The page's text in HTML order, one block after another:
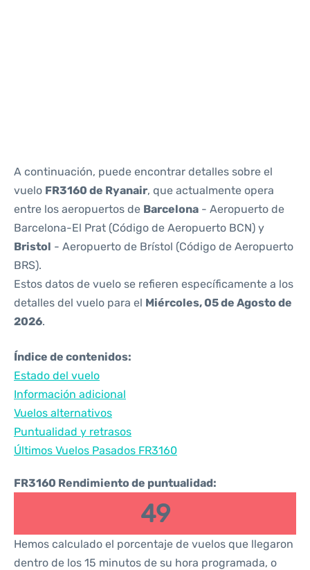
A continuación, puede encontrar detalles sobre el
vuelo FR3160 de Ryanair, que actualmente opera
entre los aeropuertos de Barcelona - Aeropuerto de
Barcelona-El Prat (Código de Aeropuerto BCN) y
Bristol - Aeropuerto de Brístol (Código de Aeropuerto
BRS).
Estos datos de vuelo se refieren específicamente a los
detalles del vuelo para el Miércoles, 05 de Agosto de
2026.
Índice de contenidos:
Estado del vuelo
Información adicional
Vuelos alternativos
Puntualidad y retrasos
Últimos Vuelos Pasados FR3160
FR3160 Rendimiento de puntualidad:
49
Hemos calculado el porcentaje de vuelos que llegaron
dentro de los 15 minutos de su hora programada, o